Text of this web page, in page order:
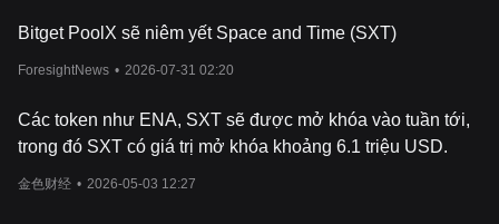
Bitget PoolX sẽ niêm yết Space and Time (SXT)
ForesightNews • 2026-07-31 02:20
Các token như ENA, SXT sẽ được mở khóa vào tuần tới,
trong đó SXT có giá trị mở khóa khoảng 6.1 triệu USD.
金色财经 • 2026-05-03 12:27